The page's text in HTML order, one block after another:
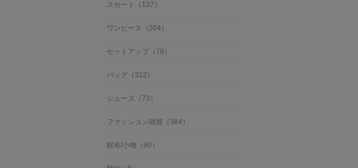
スカート（137）
ワンピース（204）
セットアップ（78）
バッグ（312）
シューズ（73）
ファッション雑貨（384）
財布/小物（90）